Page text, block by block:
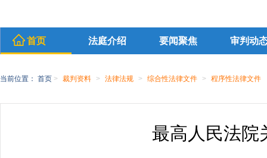
首页 法庭介绍 要闻聚焦 审判动
当前位置： 首页 > 裁判资料 > 法律法规 > 综合性法律文件 > 程序性法律文件
最高人民法院